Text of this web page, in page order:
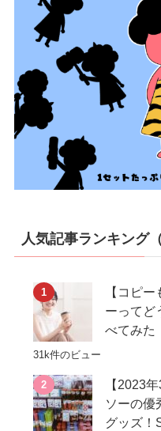
人気記事ランキング
【コピ
ーってど
べてみた
31k件のビュー
【2023
ソーの優
グッズ！